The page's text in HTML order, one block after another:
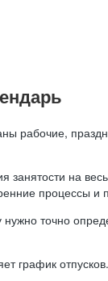
рабочие,
занятости на
процессы и
точно
график